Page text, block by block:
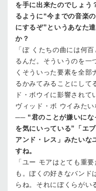
を手に出来たのでしょう
るように“今までの音楽
にするぞ”というあなた
か？
「ぼ くたちの曲には何
るんだ。そういうのを一
くそういった要素を全部
るかみてみることにして
ド・ボウイに影響され
ヴィッド・ボ ウイみたい
── “君のことが嫌いに
を気にいっている”「エ
アンド・レス」みたいな
すね。
「ユー モアはとても重
も。ぼくの好きなバンド
らね。それにぼくらがい